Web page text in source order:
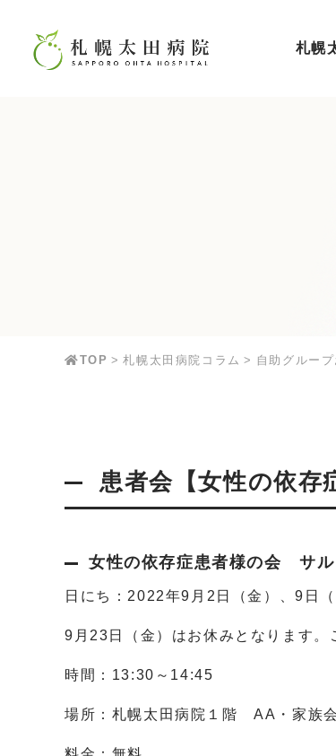
札幌
TOP 札幌太田病院コラム 自助グルー
患者会【女性の依
女性の依存症患者様の会 サル
日にち：2022年9月2日（金）、9日
9月23日（金）はお休みとなります。
時間：13:30～14:45
場所：札幌太田病院１階 AA・家族